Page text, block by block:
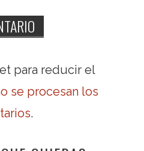
para reducir el
se procesan los
.